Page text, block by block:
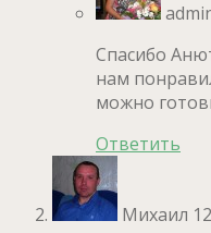
Спасибо
нам
можно
Ответить
Михаил